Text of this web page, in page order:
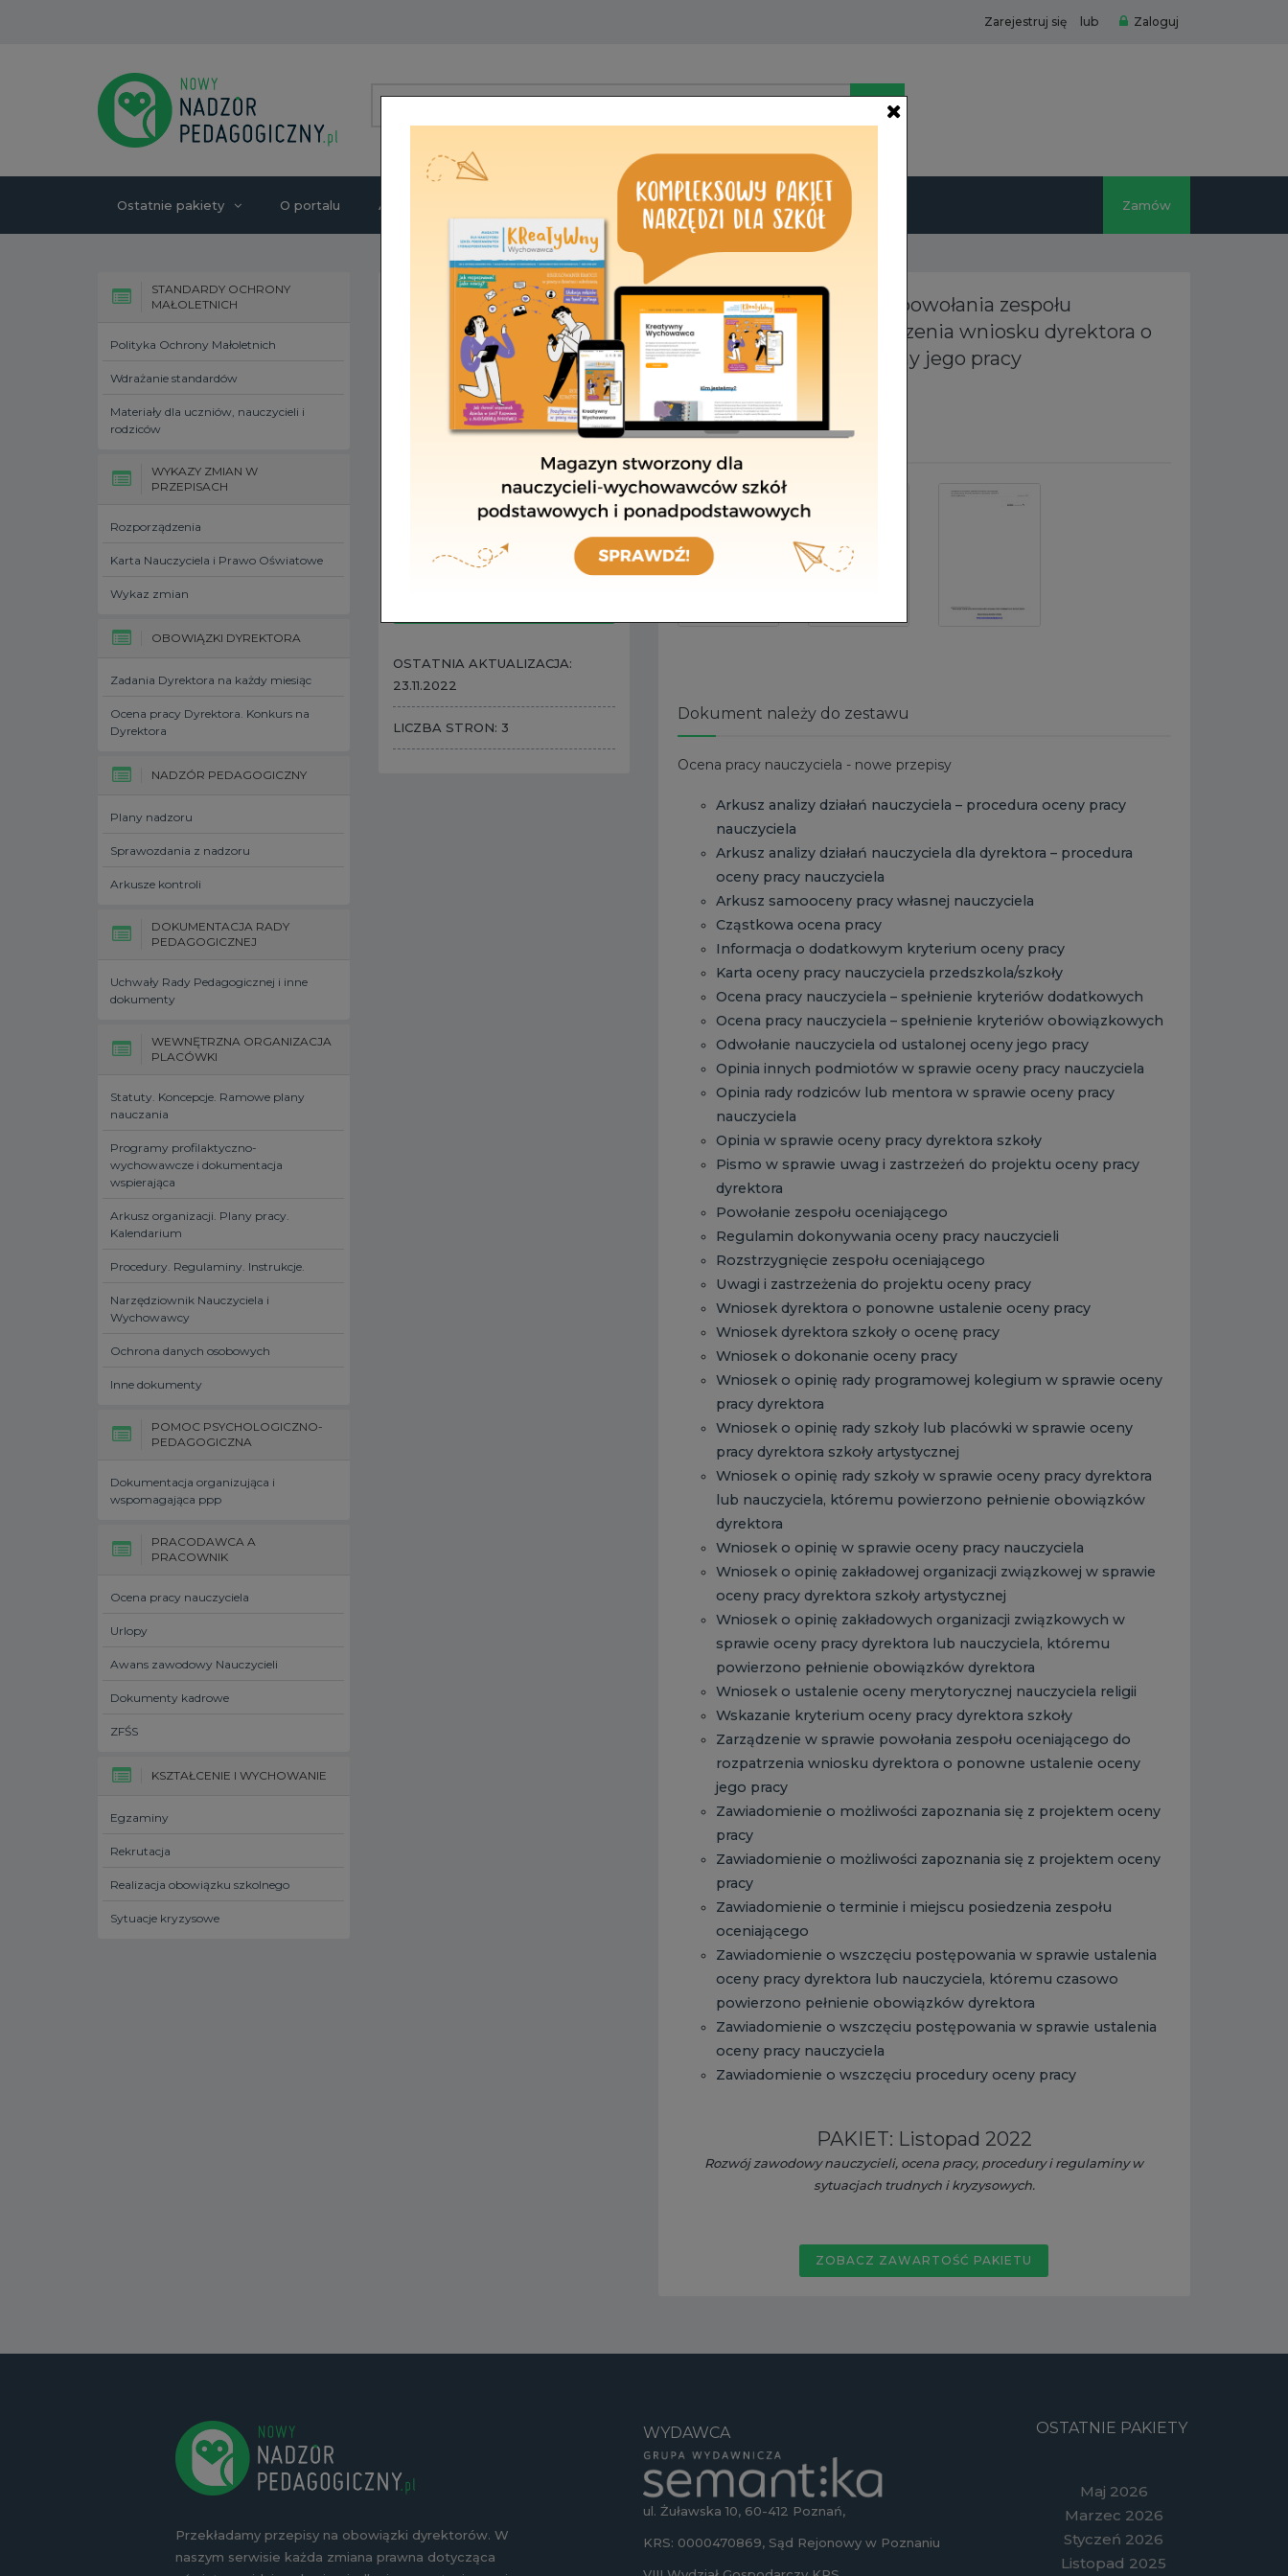
Zarejestruj się lub Zaloguj
Ostatnie pakiety O portalu Autorzy Zamów
STANDARDY OCHRONY
MAŁOLETNICH
Polityka Ochrony Małoletnich
Wdrażanie standardów
Materiały dla uczniów, nauczycieli i
rodziców
WYKAZY ZMIAN W
PRZEPISACH
Rozporządzenia
Karta Nauczyciela i Prawo Oświatowe
Wykaz zmian
OBOWIĄZKI DYREKTORA
Zadania Dyrektora na każdy miesiąc
Ocena pracy Dyrektora. Konkurs na
Dyrektora
NADZÓR PEDAGOGICZNY
Plany nadzoru
Sprawozdania z nadzoru
Arkusze kontroli
DOKUMENTACJA RADY
PEDAGOGICZNEJ
Uchwały Rady Pedagogicznej i inne
dokumenty
WEWNĘTRZNA ORGANIZACJA
PLACÓWKI
Statuty. Koncepcje. Ramowe plany
nauczania
Programy profilaktyczno-
wychowawcze i dokumentacja
wspierająca
Arkusz organizacji. Plany pracy.
Kalendarium
Procedury. Regulaminy. Instrukcje.
Narzędziownik Nauczyciela i
Wychowawcy
Ochrona danych osobowych
Inne dokumenty
POMOC PSYCHOLOGICZNO-
PEDAGOGICZNA
Dokumentacja organizująca i
wspomagająca ppp
PRACODAWCA A
PRACOWNIK
Ocena pracy nauczyciela
Urlopy
Awans zawodowy Nauczycieli
Dokumenty kadrowe
ZFŚS
KSZTAŁCENIE I WYCHOWANIE
Egzaminy
Rekrutacja
Realizacja obowiązku szkolnego
Sytuacje kryzysowe
POBIERZ I EDYTUJ
OSTATNIA AKTUALIZACJA:
23.11.2022
LICZBA STRON: 3
Zarządzenie w sprawie powołania zespołu
oceniającego do rozpatrzenia wniosku dyrektora o
ponowne ustalenie oceny jego pracy
Podgląd początkowych stron
Dokument należy do zestawu
Ocena pracy nauczyciela - nowe przepisy
Arkusz analizy działań nauczyciela – procedura oceny pracy
nauczyciela
Arkusz analizy działań nauczyciela dla dyrektora – procedura
oceny pracy nauczyciela
Arkusz samooceny pracy własnej nauczyciela
Cząstkowa ocena pracy
Informacja o dodatkowym kryterium oceny pracy
Karta oceny pracy nauczyciela przedszkola/szkoły
Ocena pracy nauczyciela – spełnienie kryteriów dodatkowych
Ocena pracy nauczyciela – spełnienie kryteriów obowiązkowych
Odwołanie nauczyciela od ustalonej oceny jego pracy
Opinia innych podmiotów w sprawie oceny pracy nauczyciela
Opinia rady rodziców lub mentora w sprawie oceny pracy
nauczyciela
Opinia w sprawie oceny pracy dyrektora szkoły
Pismo w sprawie uwag i zastrzeżeń do projektu oceny pracy
dyrektora
Powołanie zespołu oceniającego
Regulamin dokonywania oceny pracy nauczycieli
Rozstrzygnięcie zespołu oceniającego
Uwagi i zastrzeżenia do projektu oceny pracy
Wniosek dyrektora o ponowne ustalenie oceny pracy
Wniosek dyrektora szkoły o ocenę pracy
Wniosek o dokonanie oceny pracy
Wniosek o opinię rady programowej kolegium w sprawie oceny
pracy dyrektora
Wniosek o opinię rady szkoły lub placówki w sprawie oceny
pracy dyrektora szkoły artystycznej
Wniosek o opinię rady szkoły w sprawie oceny pracy dyrektora
lub nauczyciela, któremu powierzono pełnienie obowiązków
dyrektora
Wniosek o opinię w sprawie oceny pracy nauczyciela
Wniosek o opinię zakładowej organizacji związkowej w sprawie
oceny pracy dyrektora szkoły artystycznej
Wniosek o opinię zakładowych organizacji związkowych w
sprawie oceny pracy dyrektora lub nauczyciela, któremu
powierzono pełnienie obowiązków dyrektora
Wniosek o ustalenie oceny merytorycznej nauczyciela religii
Wskazanie kryterium oceny pracy dyrektora szkoły
Zarządzenie w sprawie powołania zespołu oceniającego do
rozpatrzenia wniosku dyrektora o ponowne ustalenie oceny
jego pracy
Zawiadomienie o możliwości zapoznania się z projektem oceny
pracy
Zawiadomienie o możliwości zapoznania się z projektem oceny
pracy
Zawiadomienie o terminie i miejscu posiedzenia zespołu
oceniającego
Zawiadomienie o wszczęciu postępowania w sprawie ustalenia
oceny pracy dyrektora lub nauczyciela, któremu czasowo
powierzono pełnienie obowiązków dyrektora
Zawiadomienie o wszczęciu postępowania w sprawie ustalenia
oceny pracy nauczyciela
Zawiadomienie o wszczęciu procedury oceny pracy
PAKIET: Listopad 2022
Rozwój zawodowy nauczycieli, ocena pracy, procedury i regulaminy w
sytuacjach trudnych i kryzysowych.
ZOBACZ ZAWARTOŚĆ PAKIETU
Przekładamy przepisy na obowiązki dyrektorów. W
naszym serwisie każda zmiana prawna dotycząca
WYDAWCA
ul. Żuławska 10, 60-412 Poznań,
KRS: 0000470869, Sąd Rejonowy w Poznaniu
OSTATNIE PAKIETY
Maj 2026
Marzec 2026
Styczeń 2026
Listopad 2025